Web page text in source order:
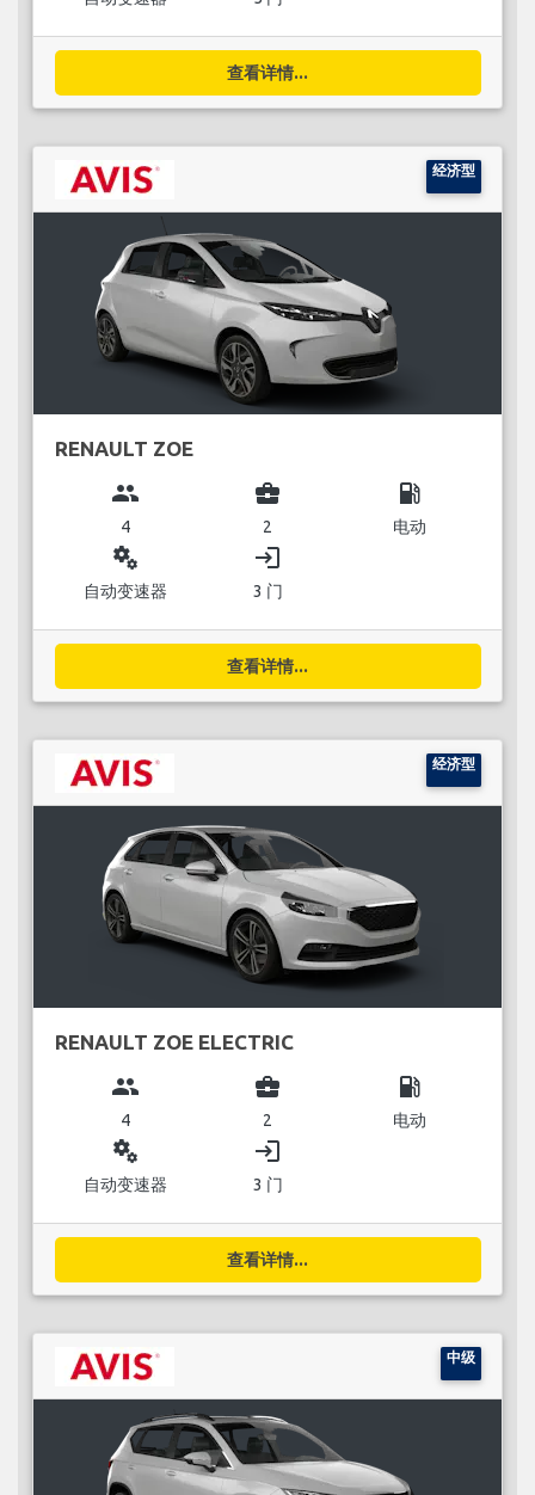
查看详情...
经济型
RENAULT ZOE
group
4
business_center
2
local_gas_station
电动
miscellaneous_services
自动变速器
login
3 门
查看详情...
经济型
RENAULT ZOE ELECTRIC
group
4
business_center
2
local_gas_station
电动
miscellaneous_services
自动变速器
login
3 门
查看详情...
中级